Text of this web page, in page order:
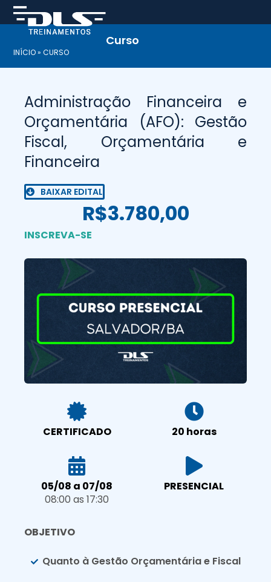
Skip
to
content
Curso
INÍCIO»CURSO
Administração Financeira e
Orçamentária (AFO): Gestão
Fiscal, Orçamentária e
Financeira
BAIXAR EDITAL
R$3.780,00
INSCREVA-SE
CERTIFICADO 20 horas
05/08 a 07/08
08:00 as 17:30
PRESENCIAL
OBJETIVO
Quanto à Gestão Orçamentária e Fiscal